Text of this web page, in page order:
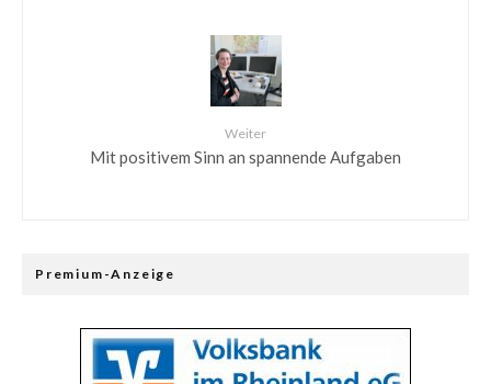
Weiter
Mit positivem Sinn an spannende Aufgaben
Premium-Anzeige